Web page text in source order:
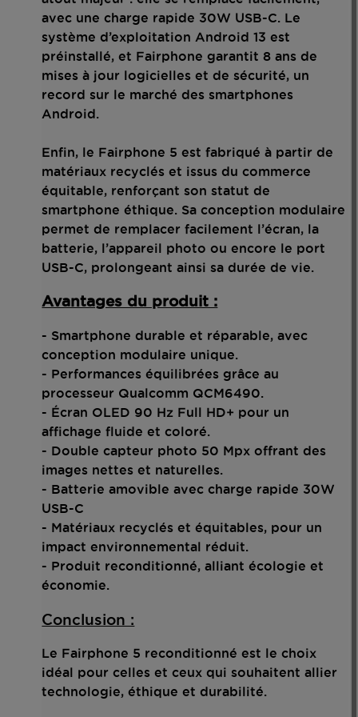
avec une charge rapide 30W USB-C. Le
système d’exploitation Android 13 est
préinstallé, et Fairphone garantit 8 ans de
mises à jour logicielles et de sécurité, un
record sur le marché des smartphones
Android.
Enfin, le Fairphone 5 est fabriqué à partir de
matériaux recyclés et issus du commerce
équitable, renforçant son statut de
smartphone éthique. Sa conception modulaire
permet de remplacer facilement l’écran, la
batterie, l’appareil photo ou encore le port
USB-C, prolongeant ainsi sa durée de vie.
Avantages du produit :
- Smartphone durable et réparable, avec
conception modulaire unique.
- Performances équilibrées grâce au
processeur Qualcomm QCM6490.
- Écran OLED 90 Hz Full HD+ pour un
affichage fluide et coloré.
- Double capteur photo 50 Mpx offrant des
images nettes et naturelles.
- Batterie amovible avec charge rapide 30W
USB-C
- Matériaux recyclés et équitables, pour un
impact environnemental réduit.
- Produit reconditionné, alliant écologie et
économie.
Conclusion :
Le Fairphone 5 reconditionné est le choix
idéal pour celles et ceux qui souhaitent allier
technologie, éthique et durabilité.